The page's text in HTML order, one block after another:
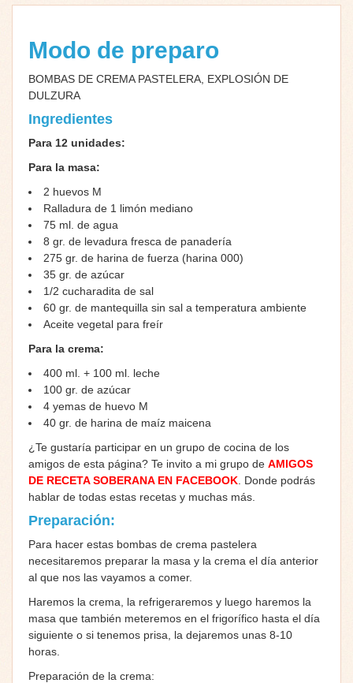
Modo de preparo
BOMBAS DE CREMA PASTELERA, EXPLOSIÓN DE
DULZURA
Ingredientes
Para 12 unidades:
Para la masa:
2 huevos M
Ralladura de 1 limón mediano
75 ml. de agua
8 gr. de levadura fresca de panadería
275 gr. de harina de fuerza (harina 000)
35 gr. de azúcar
1/2 cucharadita de sal
60 gr. de mantequilla sin sal a temperatura ambiente
Aceite vegetal para freír
Para la crema:
400 ml. + 100 ml. leche
100 gr. de azúcar
4 yemas de huevo M
40 gr. de harina de maíz maicena
¿Te gustaría participar en un grupo de cocina de los
amigos de esta página? Te invito a mi grupo de AMIGOS
DE RECETA SOBERANA EN FACEBOOK . Donde podrás
hablar de todas estas recetas y muchas más.
Preparación:
Para hacer estas bombas de crema pastelera
necesitaremos preparar la masa y la crema el día anterior
al que nos las vayamos a comer.
Haremos la crema, la refrigeraremos y luego haremos la
masa que también meteremos en el frigorífico hasta el día
siguiente o si tenemos prisa, la dejaremos unas 8-10
horas.
Preparación de la crema: